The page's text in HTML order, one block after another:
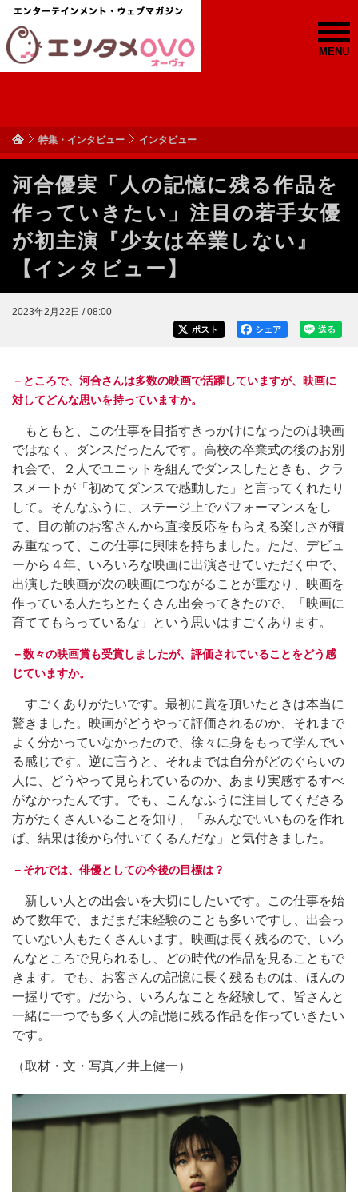
MENU
特集・インタビュー インタビュー
河合優実「人の記憶に残る作品を
作っていきたい」注目の若手女優
が初主演『少女は卒業しない』
【インタビュー】
2023年2月22日 / 08:00
送る
シェア
ポスト
－ところで、河合さんは多数の映画で活躍していますが、映画に
対してどんな思いを持っていますか。
もともと、この仕事を目指すきっかけになったのは映画
ではなく、ダンスだったんです。高校の卒業式の後のお別
れ会で、２人でユニットを組んでダンスしたときも、クラ
スメートが「初めてダンスで感動した」と言ってくれたり
して。そんなふうに、ステージ上でパフォーマンスをし
て、目の前のお客さんから直接反応をもらえる楽しさが積
み重なって、この仕事に興味を持ちました。ただ、デビュ
ーから４年、いろいろな映画に出演させていただく中で、
出演した映画が次の映画につながることが重なり、映画を
作っている人たちとたくさん出会ってきたので、「映画に
育ててもらっているな」という思いはすごくあります。
－数々の映画賞も受賞しましたが、評価されていることをどう感
じていますか。
すごくありがたいです。最初に賞を頂いたときは本当に
驚きました。映画がどうやって評価されるのか、それまで
よく分かっていなかったので、徐々に身をもって学んでい
る感じです。逆に言うと、それまでは自分がどのぐらいの
人に、どうやって見られているのか、あまり実感するすべ
がなかったんです。でも、こんなふうに注目してくださる
方がたくさんいることを知り、「みんなでいいものを作れ
ば、結果は後から付いてくるんだな」と気付きました。
－それでは、俳優としての今後の目標は？
新しい人との出会いを大切にしたいです。この仕事を始
めて数年で、まだまだ未経験のことも多いですし、出会っ
ていない人もたくさんいます。映画は長く残るので、いろ
んなところで見られるし、どの時代の作品を見ることもで
きます。でも、お客さんの記憶に長く残るものは、ほんの
一握りです。だから、いろんなことを経験して、皆さんと
一緒に一つでも多く人の記憶に残る作品を作っていきたい
です。
（取材・文・写真／井上健一）